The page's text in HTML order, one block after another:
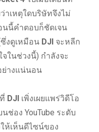
าเหตุใดบริษัทจึงไม่
นนี้คำตอบก็ชัดเจน
งดูเหมือน DJIจะหลีก
จในช่วงนี้) กำลังจะ
ย่างแน่นอน
DJIเพิ่งเผยแพร่วิดีโอ
นช่อง YouTube ระดับ
ห้เห็นดีไซน์ของ